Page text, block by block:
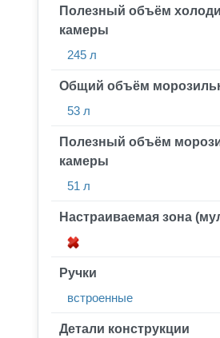
Полезный объём
камеры
245 л
Общий объём
53 л
Полезный объём
камеры
51 л
Настраиваемая зона
Ручки
встроенные
Детали конструкции